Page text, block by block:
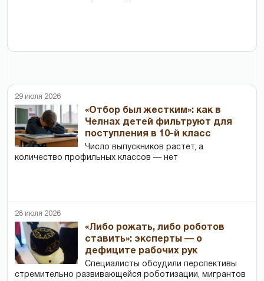
29 июля 2026
«Отбор был жестким»: как в
Челнах детей фильтруют для
поступления в 10-й класс
Число выпускников растет, а
количество профильных классов — нет
28 июля 2026
«Либо рожать, либо роботов
ставить»: эксперты — о
дефиците рабочих рук
Специалисты обсудили перспективы
стремительно развивающейся роботизации, мигрантов